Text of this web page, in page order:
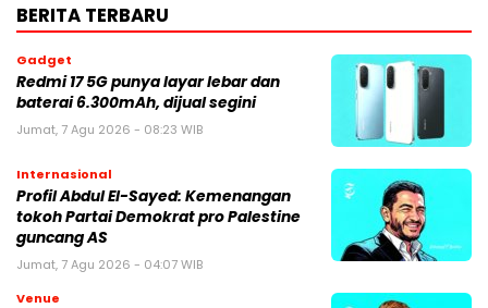
BERITA TERBARU
Gadget
Redmi 17 5G punya layar lebar dan
baterai 6.300mAh, dijual segini
Jumat, 7 Agu 2026 - 08:23 WIB
Internasional
Profil Abdul El-Sayed: Kemenangan
tokoh Partai Demokrat pro Palestine
guncang AS
Jumat, 7 Agu 2026 - 04:07 WIB
Venue